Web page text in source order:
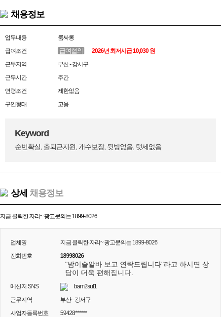
채용정보
업무내용
룸싸롱
급여조건
급여협의
2026년 최저시급 10,030 원
근무지역
부산 - 강서구
근무시간
주간
연령조건
제한없음
구인형태
고용
Keyword
순번확실, 출퇴근지원, 개수보장, 뒷방없음, 텃세없음
상세 채용정보
지금 클릭한 자리~ 광고문의는 1899-8026
업체명
지금 클릭한 자리~ 광고문의는 1899-8026
전화번호
18998026
"밤이슬알바 보고 연락드립니다"라고 하시면 상
담이 더욱 편해집니다.
메신저 SNS
bam2sul1
근무지역
부산 - 강서구
사업자등록번호
59428******